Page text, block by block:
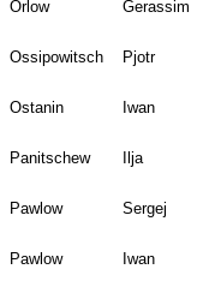
Orlow Gerassim
Ossipowitsch Pjotr
Ostanin Iwan
Panitschew Ilja
Pawlow Sergej
Pawlow Iwan